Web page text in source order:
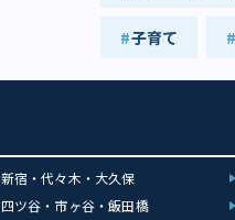
子育て
新宿・代々木・大久保
四ツ谷・市ヶ谷・飯田橋